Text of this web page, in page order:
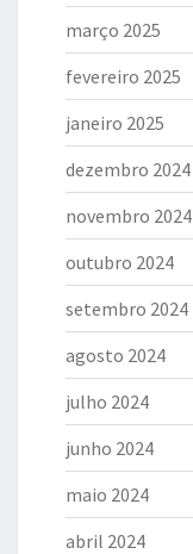
março 2025
fevereiro 2025
janeiro 2025
dezembro 2024
novembro 2024
outubro 2024
setembro 2024
agosto 2024
julho 2024
junho 2024
maio 2024
abril 2024